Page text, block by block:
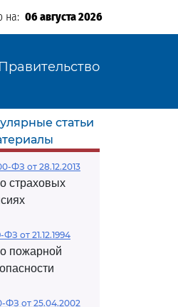
на: 06 августа 2026
Правительство
статьи
ФЗ от 28.12.2013
страховых
ФЗ от 21.12.1994
пожарной
ФЗ от 25.04.2002